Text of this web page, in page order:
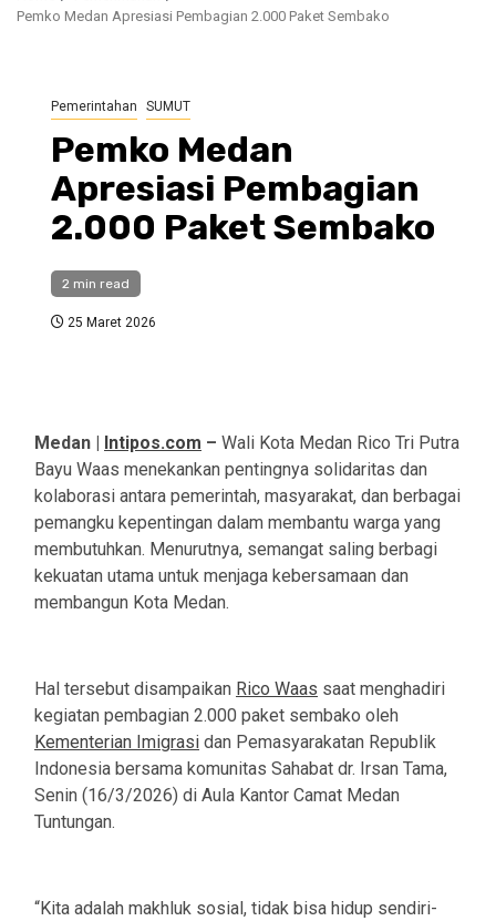
Pemko Medan Apresiasi Pembagian 2.000 Paket Sembako
Pemerintahan SUMUT
Pemko Medan
Apresiasi Pembagian
2.000 Paket Sembako
2 min read
25 Maret 2026
Medan | Intipos.com – Wali Kota Medan Rico Tri Putra
Bayu Waas menekankan pentingnya solidaritas dan
kolaborasi antara pemerintah, masyarakat, dan berbagai
pemangku kepentingan dalam membantu warga yang
membutuhkan. Menurutnya, semangat saling berbagi
kekuatan utama untuk menjaga kebersamaan dan
membangun Kota Medan.
Hal tersebut disampaikan Rico Waas saat menghadiri
kegiatan pembagian 2.000 paket sembako oleh
Kementerian Imigrasi dan Pemasyarakatan Republik
Indonesia bersama komunitas Sahabat dr. Irsan Tama,
Senin (16/3/2026) di Aula Kantor Camat Medan
Tuntungan.
“Kita adalah makhluk sosial, tidak bisa hidup sendiri-